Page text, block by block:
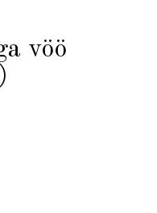
vöö